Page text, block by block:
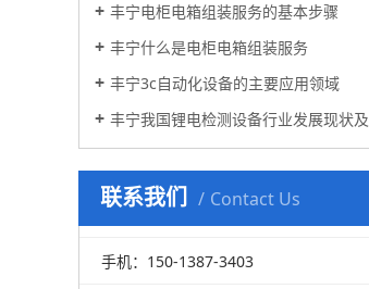
丰宁电柜电箱组装服务的基本步骤
丰宁什么是电柜电箱组装服务
丰宁3c自动化设备的主要应用领域
丰宁我国锂电检测设备行业发展现状及方向
联系我们 Contact Us
手机：150-1387-3403